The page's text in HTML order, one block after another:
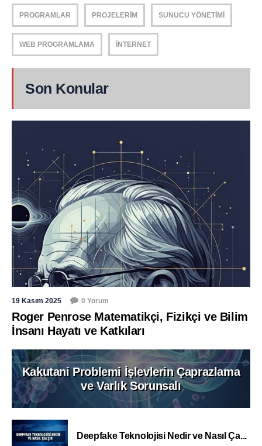
PROGRAMLAR PROJELERIM SUNUCU YÖNETIMI
WEB PROGRAMLAMA İNTERNET
Son Konular
19 Kasım 2025 0 Yorum
Roger Penrose Matematikçi, Fizikçi ve Bilim
İnsanı Hayatı ve Katkıları
Kakutani Problemi İşlevlerin Çaprazlama
ve Varlık Sorunsalı
Deepfake Teknolojisi Nedir ve Nasıl Ça...